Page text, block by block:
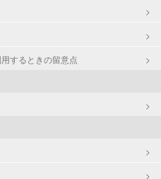
するときの留意点